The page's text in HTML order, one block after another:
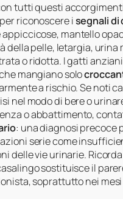
tutti questi
riconoscere isegnali di
mantello
della pelle, letargia, urina
o ridotta. I gatti
mangiano solo
a rischio. Se noti
nel modo di bere o
o abbattimento,
: una diagnosi precoce
serie come
delle vie urinarie.
sostituisce il
soprattutto nei